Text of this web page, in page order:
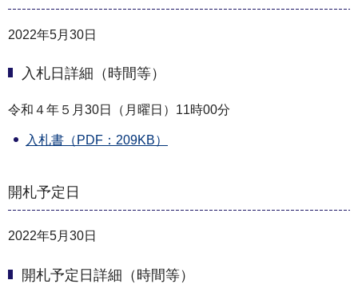
2022年5月30日
入札日詳細（時間等）
令和４年５月30日（月曜日）11時00分
入札書（PDF：209KB）
開札予定日
2022年5月30日
開札予定日詳細（時間等）